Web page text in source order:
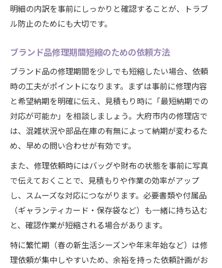
明細の内訳を事前にしっかりと確認することが、トラブ
ル防止のためにも大切です。
ブランド品修理期間短縮のための依頼方法
ブランド品の修理期間を少しでも短縮したい場合、依頼
時の工夫がポイントになります。まずは事前に修理内容
と希望納期を明確に伝え、見積もり時に「最短納期での
対応が可能か」を相談しましょう。大府市内の修理店で
は、混雑状況や部品在庫の有無によって納期が変わるた
め、早めの問い合わせが有効です。
また、修理依頼時にはバッグや財布の状態を事前に写真
で伝えておくことで、見積もりや作業の効率がアップ
し、スムーズな対応につながります。必要書類や付属品
（ギャランティカード・保存袋など）も一緒に持ち込む
と、確認作業が短縮される場合があります。
特に繁忙期（春の新生活シーズンや年末年始など）は修
理依頼が集中しやすいため、余裕を持った依頼計画がお